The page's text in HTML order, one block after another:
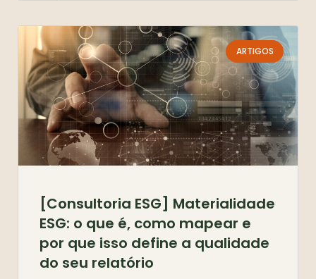
ARTIGOS
[Consultoria ESG] Materialidade
ESG: o que é, como mapear e
por que isso define a qualidade
do seu relatório